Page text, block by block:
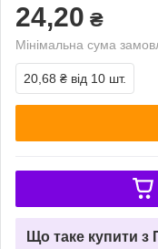
24,20 ₴
Мінімальна сума
20,68 ₴ від 10 шт.
Що таке купити з